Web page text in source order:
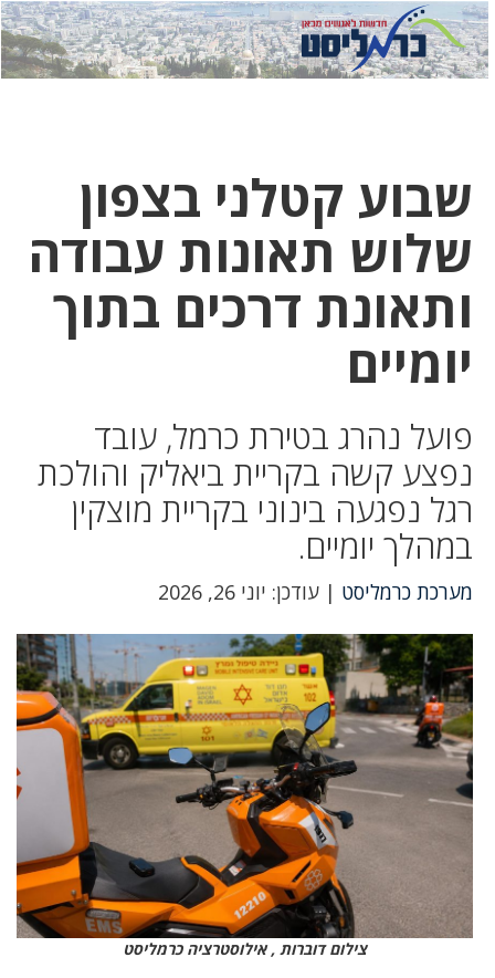
לחץ
כאן
לחץ
כדי
שבוע קטלני בצפון
שלוש תאונות עבודה
ותאונת דרכים בתוך
יומיים
פועל נהרג בטירת כרמל, עובד
נפצע קשה בקריית ביאליק והולכת
רגל נפגעה בינוני בקריית מוצקין
במהלך יומיים.
מערכת כרמליסט | עודכן: יוני 26, 2026
צילום דוברות , אילוסטרציה כרמליסט